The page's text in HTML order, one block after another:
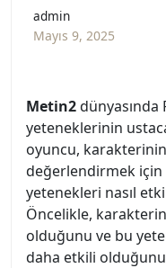
admin
Mayıs 9, 2025
Metin2dünyasında
yeteneklerinin
oyuncu,
değerlendirmek için
yetenekleri nasıl
Öncelikle,
olduğunu ve bu
daha etkili olduğunu